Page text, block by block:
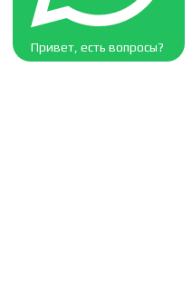
Привет, есть вопросы?